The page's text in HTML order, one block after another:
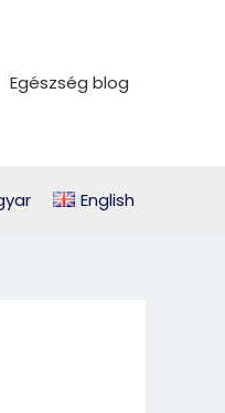
Egészség blog
English